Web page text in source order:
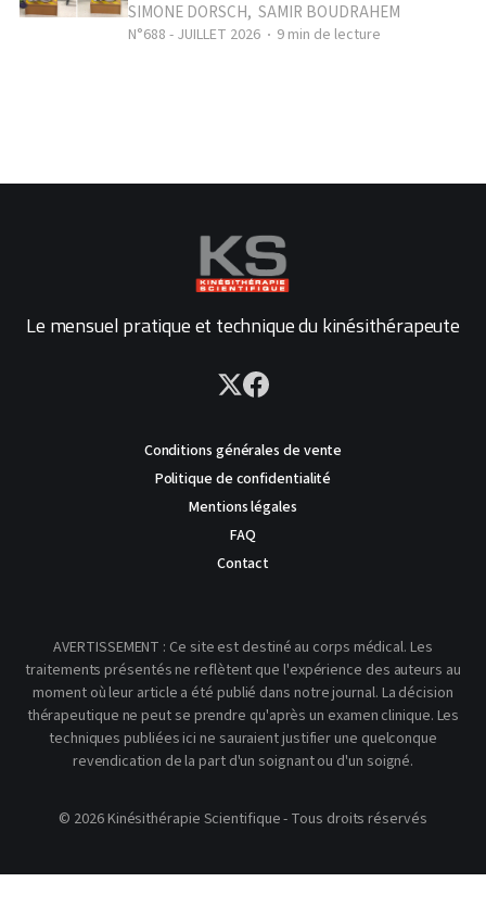
SIMONE DORSCH, SAMIR BOUDRAHEM
N°688 - JUILLET 2026 9 min de lecture
Le mensuel pratique et technique du kinésithérapeute
Conditions générales de vente
Politique de confidentialité
Mentions légales
FAQ
Contact
AVERTISSEMENT : Ce site est destiné au corps médical. Les
traitements présentés ne reflètent que l'expérience des auteurs au
moment où leur article a été publié dans notre journal. La décision
thérapeutique ne peut se prendre qu'après un examen clinique. Les
techniques publiées ici ne sauraient justifier une quelconque
revendication de la part d'un soignant ou d'un soigné.
© 2026 Kinésithérapie Scientifique - Tous droits réservés